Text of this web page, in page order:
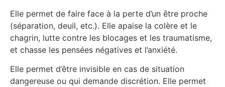
Elle permet de faire face à la perte d’un être proche
(séparation, deuil, etc.). Elle apaise la colère et le
chagrin, lutte contre les blocages et les traumatisme,
et chasse les pensées négatives et l’anxiété.
Elle permet d’être invisible en cas de situation
dangereuse ou qui demande discrétion. Elle permet